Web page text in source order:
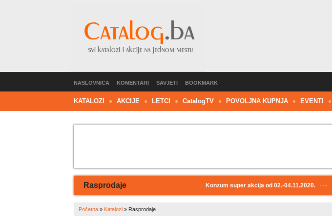
NASLOVNICA KOMENTARI SAVJETI BOOKMARK
KATALOZI AKCIJE LETCI CatalogTV POVOLJNA KUPNJA EVENTI
Rasprodaje Konzum super akcija od 02.-04.11.2020.
Početna» Katalozi» Rasprodaje